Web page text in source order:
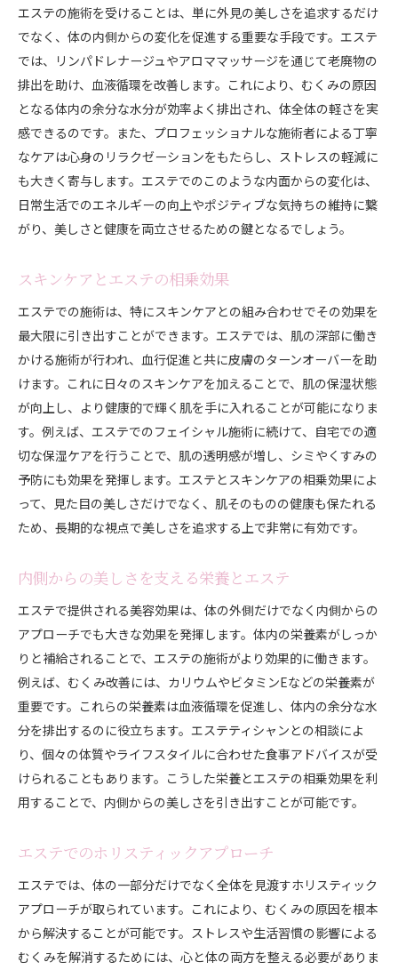
エステの施術を受けることは、単に外見の美しさを追求するだけ
でなく、体の内側からの変化を促進する重要な手段です。エステ
では、リンパドレナージュやアロママッサージを通じて老廃物の
排出を助け、血液循環を改善します。これにより、むくみの原因
となる体内の余分な水分が効率よく排出され、体全体の軽さを実
感できるのです。また、プロフェッショナルな施術者による丁寧
なケアは心身のリラクゼーションをもたらし、ストレスの軽減に
も大きく寄与します。エステでのこのような内面からの変化は、
日常生活でのエネルギーの向上やポジティブな気持ちの維持に繋
がり、美しさと健康を両立させるための鍵となるでしょう。
スキンケアとエステの相乗効果
エステでの施術は、特にスキンケアとの組み合わせでその効果を
最大限に引き出すことができます。エステでは、肌の深部に働き
かける施術が行われ、血行促進と共に皮膚のターンオーバーを助
けます。これに日々のスキンケアを加えることで、肌の保湿状態
が向上し、より健康的で輝く肌を手に入れることが可能になりま
す。例えば、エステでのフェイシャル施術に続けて、自宅での適
切な保湿ケアを行うことで、肌の透明感が増し、シミやくすみの
予防にも効果を発揮します。エステとスキンケアの相乗効果によ
って、見た目の美しさだけでなく、肌そのものの健康も保たれる
ため、長期的な視点で美しさを追求する上で非常に有効です。
内側からの美しさを支える栄養とエステ
エステで提供される美容効果は、体の外側だけでなく内側からの
アプローチでも大きな効果を発揮します。体内の栄養素がしっか
りと補給されることで、エステの施術がより効果的に働きます。
例えば、むくみ改善には、カリウムやビタミンEなどの栄養素が
重要です。これらの栄養素は血液循環を促進し、体内の余分な水
分を排出するのに役立ちます。エステティシャンとの相談によ
り、個々の体質やライフスタイルに合わせた食事アドバイスが受
けられることもあります。こうした栄養とエステの相乗効果を利
用することで、内側からの美しさを引き出すことが可能です。
エステでのホリスティックアプローチ
エステでは、体の一部分だけでなく全体を見渡すホリスティック
アプローチが取られています。これにより、むくみの原因を根本
から解決することが可能です。ストレスや生活習慣の影響による
むくみを解消するためには、心と体の両方を整える必要がありま